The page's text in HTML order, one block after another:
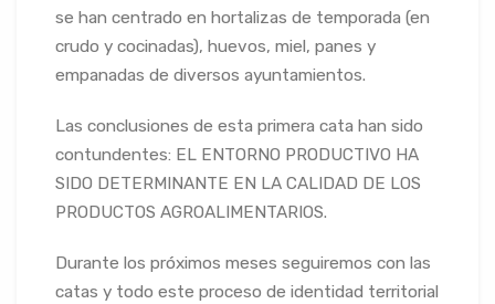
se han centrado en hortalizas de temporada (en
crudo y cocinadas), huevos, miel, panes y
empanadas de diversos ayuntamientos.
Las conclusiones de esta primera cata han sido
contundentes: EL ENTORNO PRODUCTIVO HA
SIDO DETERMINANTE EN LA CALIDAD DE LOS
PRODUCTOS AGROALIMENTARIOS.
Durante los próximos meses seguiremos con las
catas y todo este proceso de identidad territorial